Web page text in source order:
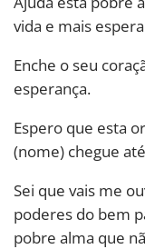
vida e mais
Enche o seu
esperança.
Espero que esta
(nome) chegue
Sei que vais me
poderes do bem
pobre alma que